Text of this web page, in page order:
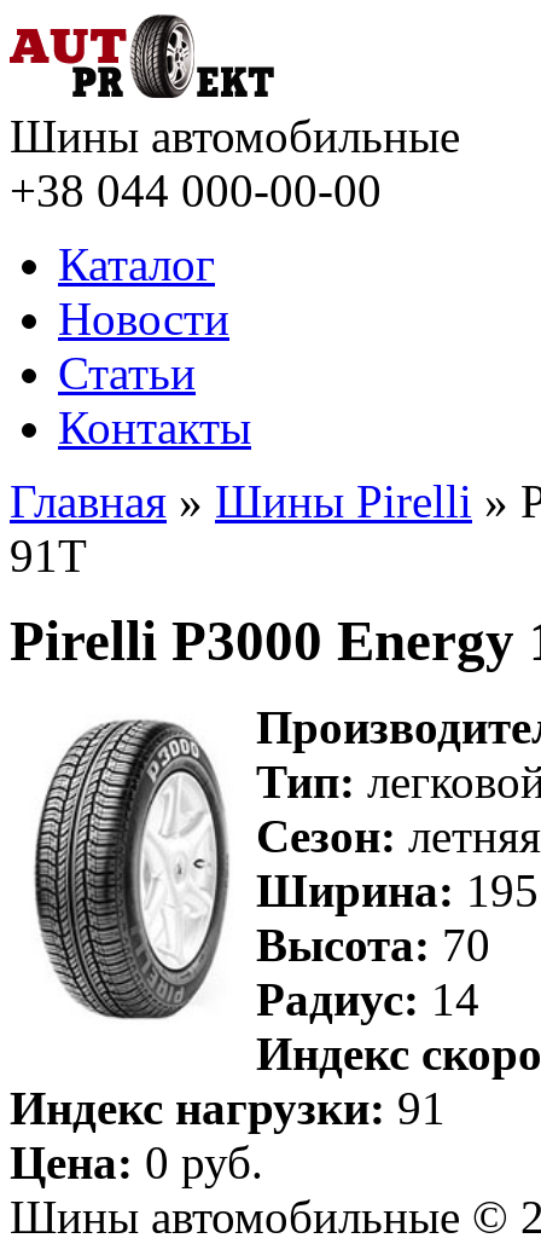
Шины автомобильные
+38 044 000-00-00
Каталог
Новости
Статьи
Контакты
Главная » Шины Pirelli »
91T
Pirelli P3000 Energy
Тип:
Сезон: летняя
Ширина: 195
Высота: 70
Радиус: 14
Индекс
Индекс нагрузки: 91
Цена: 0 руб.
Шины автомобильные ©